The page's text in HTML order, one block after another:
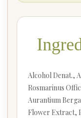
Alcohol Denat.,
Rosmarinus
Aurantium
Flower Extract,